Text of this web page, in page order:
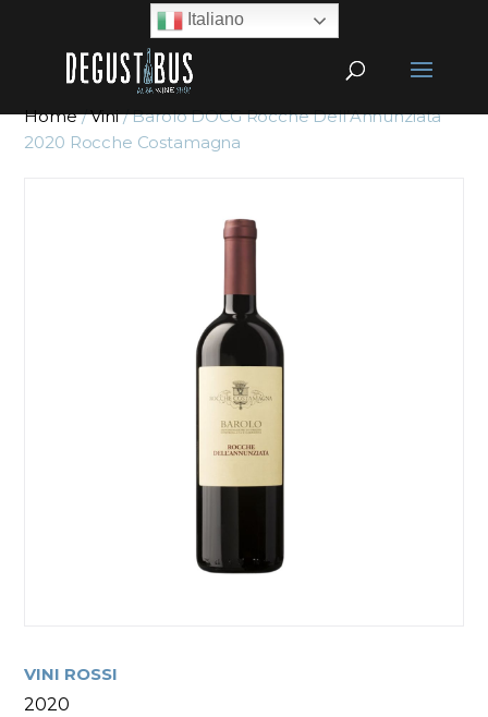
Home/Vini/ Barolo DOCG Rocche Dell’Annunziata
2020 Rocche Costamagna
VINI ROSSI
2020
Italiano